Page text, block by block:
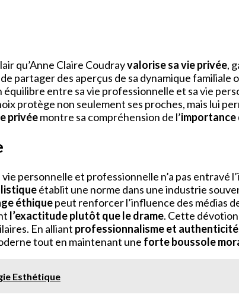
qu’Anne Claire Coudrayvalorise sa vie privée,
partager des aperçus de sa dynamique familiale
équilibre entre sa vie professionnelle et sa vie
protège non seulement ses proches, mais lui
privéemontre sa compréhension de l’importance
personnelle et professionnelle n’a pas entravé
établit une norme dans une industrie
éthiquepeut renforcer l’influence des médias
l’exactitude plutôt que le drame. Cette
En alliant professionnalisme et authenticité
tout en maintenant une forte boussole
Esthétique